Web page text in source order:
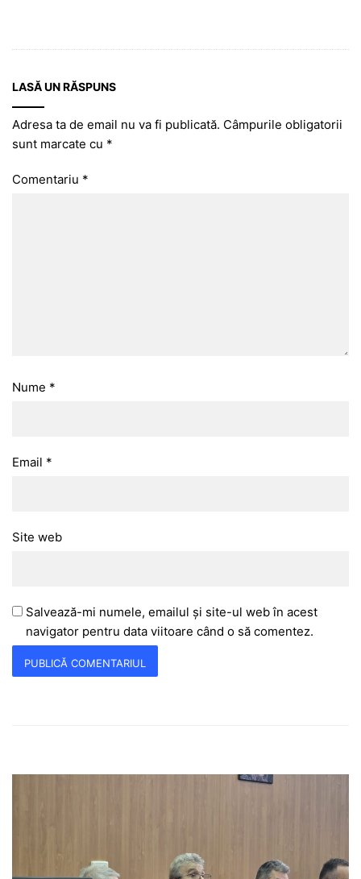
LASĂ UN RĂSPUNS
Adresa ta de email nu va fi publicată. Câmpurile obligatorii
sunt marcate cu *
Comentariu *
Nume *
Email *
Site web
Salvează-mi numele, emailul și site-ul web în acest
navigator pentru data viitoare când o să comentez.